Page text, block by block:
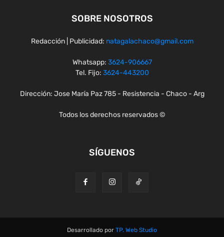
SOBRE NOSOTROS
Redacción | Publicidad: natagalachaco@gmail.com
Whatsapp: 3624-906667
Tel. Fijo: 3624-443200
Dirección: Jose María Paz 785 - Resistencia - Chaco - Arg
Todos los derechos reservados ©
SÍGUENOS
Desarrollado por TP. Web Studio